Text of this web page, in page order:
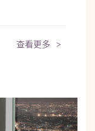
查看更多 >